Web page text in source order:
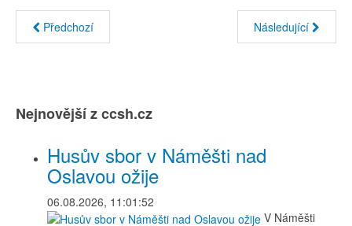
Předchozí Následující
Nejnovější z ccsh.cz
Husův sbor v Náměšti nad
Oslavou ožije
06.08.2026, 11:01:52
V Náměšti